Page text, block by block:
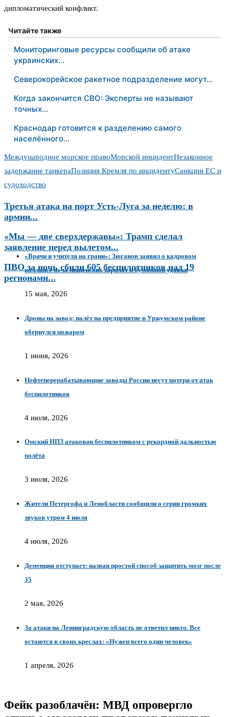
дипломатический конфликт.
Читайте также
Мониторинговые ресурсы сообщили об атаке
украинских…
Северокорейское ракетное подразделение могут…
Когда закончится СВО: Эксперты не называют
точных…
Краснодар готовится к разделению самого
населённого…
Международное морское правоМорской инцидентНезаконное
задержание танкераПозиция Кремля по инцидентуСанкции ЕС и
судоходство
Третья атака на порт Усть‑Луга за неделю: в
армии...
«Мы — две сверхдержавы»: Трамп сделал
заявление перед вылетом...
ПВО за ночь сбили 605 беспилотников над 19
регионами...
«Врачи и учителя на грани»: Зюганов заявил о кадровом
коллапсе из-за нищенских зарплат и бумажной удавки
15 мая, 2026
Дроны на завод: налёт на предприятие в Уржумском районе
обернулся пожаром
1 июня, 2026
Нефтеперерабатывающие заводы России несут потери от атак
беспилотников
4 июля, 2026
Омский НПЗ атакован беспилотником с рекордной дальностью
полёта
3 июля, 2026
Жители Петергофа и Ленобласти сообщили о серии громких
звуков утром 4 июля
4 июля, 2026
Деменция отступает: назван простой способ защитить мозг после
35
2 мая, 2026
За атаки на Ленинградскую область не ответил никто. Все
остаются в своих креслах: «Нужен всего один человек»
1 апреля, 2026
Фейк разоблачён: МВД опровергло